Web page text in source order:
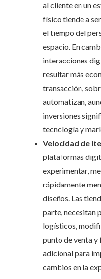
al cliente en un
físico tiende a
el tiempo del
espacio. En
interacciones
resultar más
transacción,
automatizan,
inversiones
tecnología y
Velocidad de
plataformas
experimentar,
rápidamente
diseños. Las
parte, necesitan
logísticos,
punto de venta y
adicional para
cambios en la